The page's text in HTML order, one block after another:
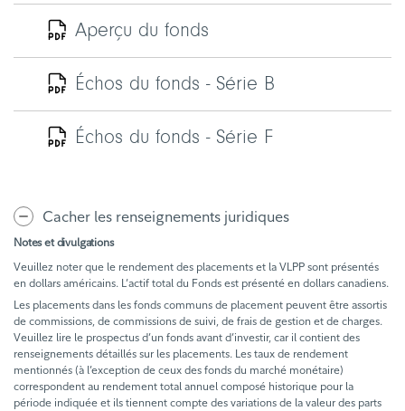
Aperçu du fonds
Échos du fonds - Série B
Échos du fonds - Série F
Cacher les renseignements juridiques
Notes et divulgations
Veuillez noter que le rendement des placements et la VLPP sont présentés
en dollars américains. L’actif total du Fonds est présenté en dollars canadiens.
Les placements dans les fonds communs de placement peuvent être assortis
de commissions, de commissions de suivi, de frais de gestion et de charges.
Veuillez lire le prospectus d’un fonds avant d’investir, car il contient des
renseignements détaillés sur les placements. Les taux de rendement
mentionnés (à l’exception de ceux des fonds du marché monétaire)
correspondent au rendement total annuel composé historique pour la
période indiquée et ils tiennent compte des variations de la valeur des parts